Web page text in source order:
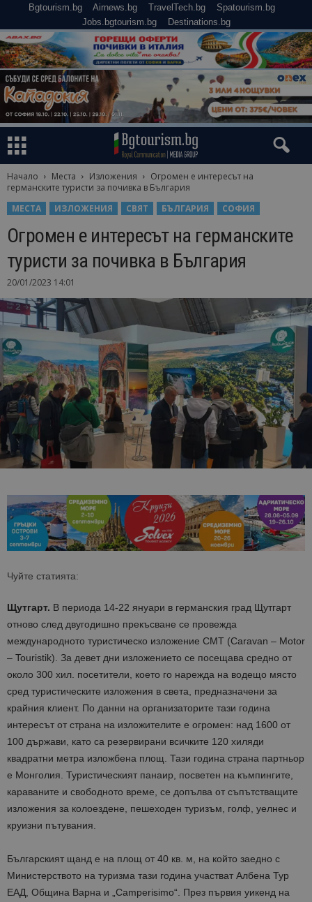
Bgtourism.bg Airnews.bg TravelTech.bg
Spatourism.bg
Jobs.bgtourism.bg
Destinations.bg
Начало Места Изложения
Огромен е интересът на
германските туристи за почивка в България
МЕСТА
ИЗЛОЖЕНИЯ СВЯТ БЪЛГАРИЯ СОФИЯ
Огромен е интересът на германските
туристи за почивка в България
20/01/2023 14:01
Чуйте статията:
Щутгарт. В периода 14-22 януари в германския град Щутгарт
отново след двугодишно прекъсване се провежда
международното туристическо изложение CMT (Caravan – Motor
– Touristik). За девет дни изложението се посещава средно от
около 300 хил. посетители, което го нарежда на водещо място
сред туристическите изложения в света, предназначени за
крайния клиент. По данни на организаторите тази година
интересът от страна на изложителите е огромен: над 1600 от
100 държави, като са резервирани всичките 120 хиляди
квадратни метра изложбена площ. Тази година страна партньор
е Монголия. Туристическият панаир, посветен на къмпингите,
караваните и свободното време, се допълва от съпътстващите
изложения за колоездене, пешеходен туризъм, голф, уелнес и
круизни пътувания.
Българският щанд е на площ от 40 кв. м, на който заедно с
Министерството на туризма тази година участват Албена Тур
ЕАД, Община Варна и „Camperisimo“. През първия уикенд на